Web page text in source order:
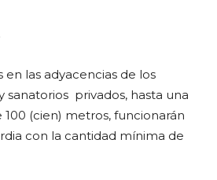
en las adyacencias de los
sanatorios privados, hasta una
(cien) metros, funcionarán
con la cantidad mínima de